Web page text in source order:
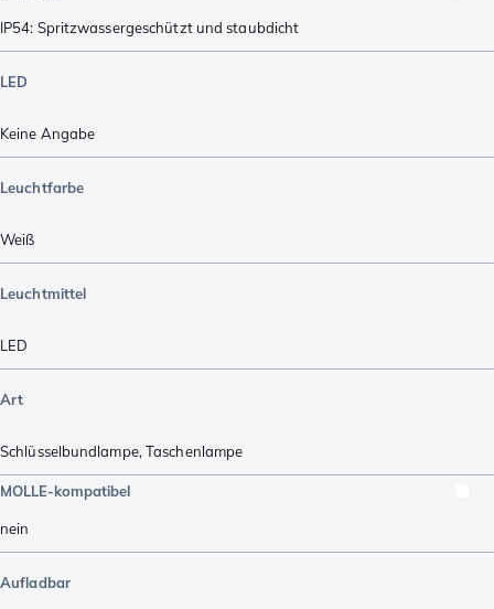
IP54: Spritzwassergeschützt und staubdicht
LED
Keine Angabe
Leuchtfarbe
Weiß
Leuchtmittel
LED
Art
Schlüsselbundlampe,Taschenlampe
MOLLE-kompatibel
nein
Aufladbar